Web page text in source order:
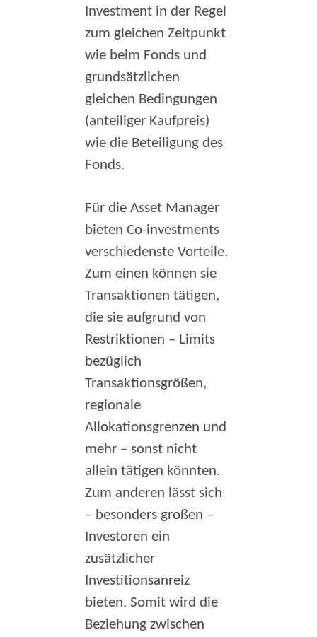
Investment in der Regel
zum gleichen Zeitpunkt
wie beim Fonds und
grundsätzlichen
gleichen Bedingungen
(anteiliger Kaufpreis)
wie die Beteiligung des
Fonds.
Für die Asset Manager
bieten Co-investments
verschiedenste Vorteile.
Zum einen können sie
Transaktionen tätigen,
die sie aufgrund von
Restriktionen – Limits
bezüglich
Transaktionsgrößen,
regionale
Allokationsgrenzen und
mehr – sonst nicht
allein tätigen könnten.
Zum anderen lässt sich
– besonders großen –
Investoren ein
zusätzlicher
Investitionsanreiz
bieten. Somit wird die
Beziehung zwischen